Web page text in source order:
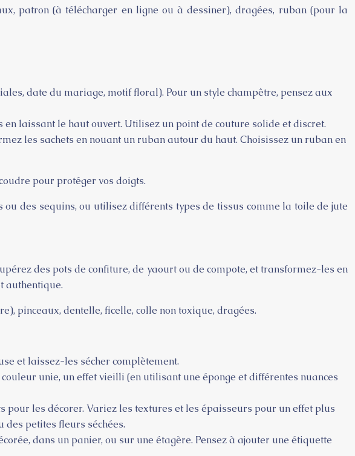
patron (à télécharger en ligne ou à dessiner), dragées, ruban (pour la
date du mariage, motif floral). Pour un style champêtre, pensez aux
en laissant le haut ouvert. Utilisez un point de couture solide et discret.
les sachets en nouant un ruban autour du haut. Choisissez un ruban en
pour protéger vos doigts.
des sequins, ou utilisez différents types de tissus comme la toile de jute
des pots de confiture, de yaourt ou de compote, et transformez-les en
authentique.
pinceaux, dentelle, ficelle, colle non toxique, dragées.
et laissez-les sécher complètement.
unie, un effet vieilli (en utilisant une éponge et différentes nuances
les décorer. Variez les textures et les épaisseurs pour un effet plus
des petites fleurs séchées.
dans un panier, ou sur une étagère. Pensez à ajouter une étiquette